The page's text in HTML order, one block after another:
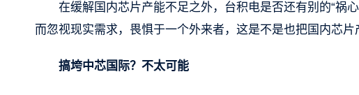
在缓解国内芯片产能不足之外，台积电是否还有别的“祸
而忽视现实需求，畏惧于一个外来者，这是不是也把国内芯片
搞垮中芯国际？不太可能